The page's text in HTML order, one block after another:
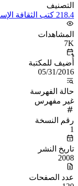
التصنيف
218.4 كتب الثقافة الإسلامية العامة
المشاهدات
7K
أُضيف للمكتبة
05/31/2016
حالة الفهرسة
غير مفهرس
رقم النسخة
1
تاريخ النشر
2008
عدد الصفحات